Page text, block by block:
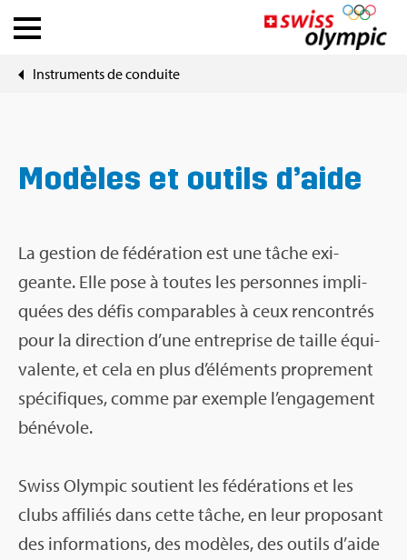
Fédé­ra­tions
À pro­pos de Swiss Olym­pic
News
Outils
Ins­tru­ments de conduite
Modèles et outils d’aide
La ges­tion de fédé­ra­tion est une tâche exi­
geante. Elle pose à toutes les per­sonnes impli­
quées des défis com­pa­rables à ceux ren­con­trés
pour la direc­tion d’une entre­prise de taille équi­
va­lente, et cela en plus d’élé­ments pro­pre­ment
spé­ci­fiques, comme par exemple l’en­ga­ge­ment
béné­vole.
Swiss Olym­pic sou­tient les fédé­ra­tions et les
clubs affi­liés dans cette tâche, en leur pro­po­sant
des infor­ma­tions, des modèles, des outils d’aide